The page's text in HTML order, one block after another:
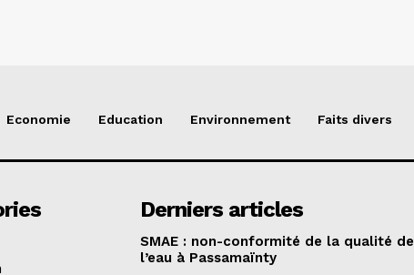
Economie Education Environnement Faits divers
Derniers articles
SMAE : non-conformité de la qualité de
l’eau à Passamaïnty